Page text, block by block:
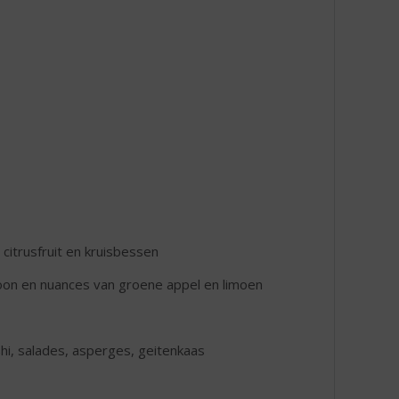
en kruisbessen
en nuances van groene appel en limoen
salades, asperges, geitenkaas